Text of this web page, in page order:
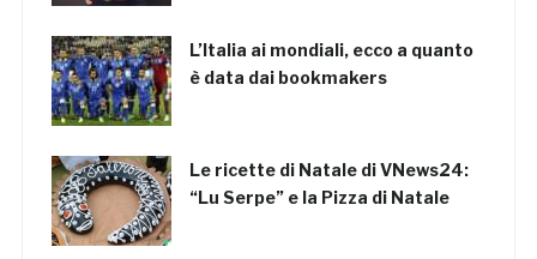
L’Italia ai mondiali, ecco a quanto
è data dai bookmakers
Le ricette di Natale di VNews24:
“Lu Serpe” e la Pizza di Natale